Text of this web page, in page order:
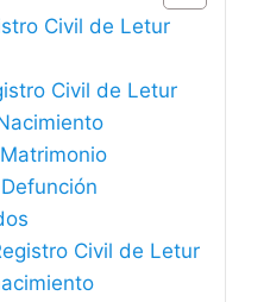
Civil de Letur
Civil de Letur
Civil de Letur